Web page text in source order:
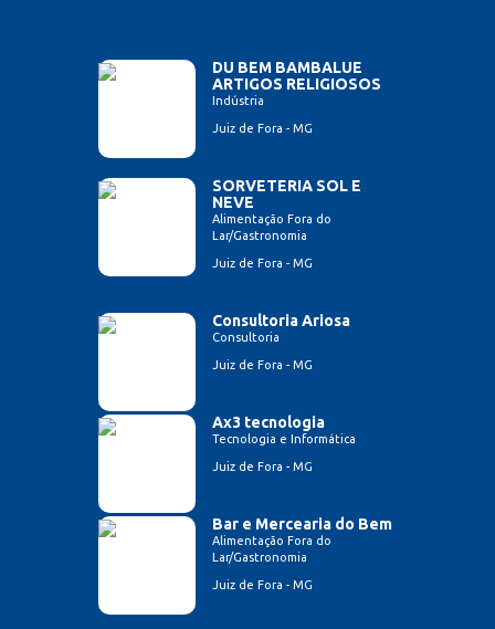
DU BEM BAMBALUE
ARTIGOS RELIGIOSOS
Indústria
Juiz de Fora - MG
SORVETERIA SOL E
NEVE
Alimentação Fora do
Lar/Gastronomia
Juiz de Fora - MG
Consultoria Ariosa
Consultoria
Juiz de Fora - MG
Ax3 tecnologia
Tecnologia e Informática
Juiz de Fora - MG
Bar e Mercearia do Bem
Alimentação Fora do
Lar/Gastronomia
Juiz de Fora - MG